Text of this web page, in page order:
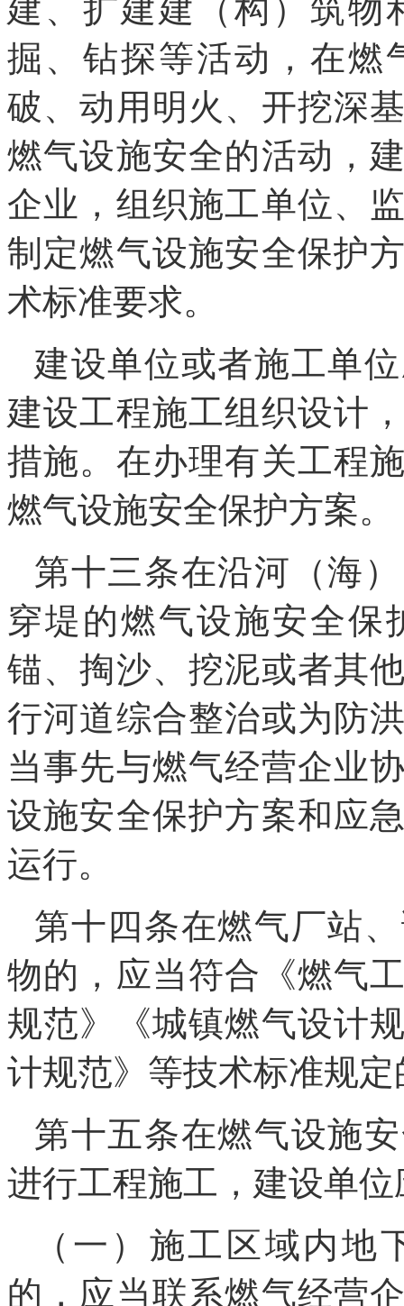
建、扩建建（构）筑物
掘、钻探等活动，在燃
破、动用明火、开挖深
燃气设施安全的活动，
企业，组织施工单位、
制定燃气设施安全保护
术标准要求。
建设单位或者施工单
建设工程施工组织设计
措施。在办理有关工程
燃气设施安全保护方案。
第十三条在沿河（海
穿堤的燃气设施安全保
锚、掏沙、挖泥或者其
行河道综合整治或为防
当事先与燃气经营企业
设施安全保护方案和应
运行。
第十四条在燃气厂站
物的，应当符合《燃气
规范》《城镇燃气设计
计规范》等技术标准规
第十五条在燃气设施
进行工程施工，建设单
（一）施工区域内
的，应当联系燃气经营